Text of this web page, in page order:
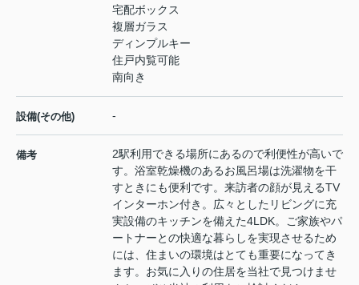
宅配ボックス
複層ガラス
ディンプルキー
住戸内覧可能
南向き
設備(その他) -
備考
2駅利用できる場所にあるので利便性が高いで
す。浴室乾燥機のあるお風呂場は洗濯物を干
すときにも便利です。来訪者の顔が見えるTV
インターホン付き。広々としたリビングに充
実設備のキッチンを備えた4LDK。ご家族やパ
ートナーとの快適な暮らしを実現させるため
には、住まいの環境はとても重要になってき
ます。お気に入りの住居を当社で見つけませ